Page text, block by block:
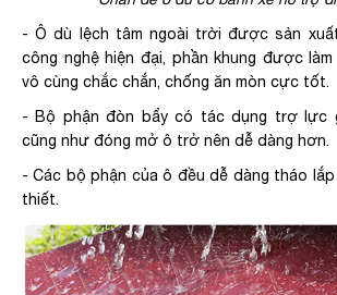
- Ô dù lệch tâm ngoài trời được sản
công nghệ hiện đại, phần khung được
vô cùng chắc chắn, chống ăn mòn cực tốt.
- Bộ phận đòn bẩy có tác dụng trợ lực
cũng như đóng mở ô trở nên dễ dàng hơn.
- Các bộ phận của ô đều dễ dàng tháo lắp
thiết.